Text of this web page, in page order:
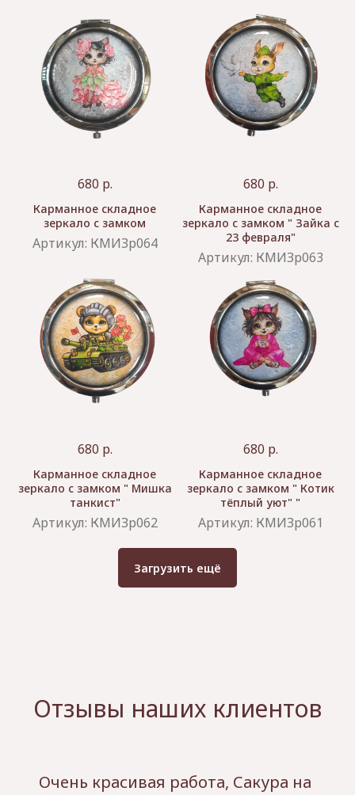
680 р.
Карманное складное
зеркало с замком
Артикул: КМИЗр064
680 р.
Карманное складное
зеркало с замком " Зайка с
23 февраля"
Артикул: КМИЗр063
680 р.
Карманное складное
зеркало с замком " Мишка
танкист"
Артикул: КМИЗр062
680 р.
Карманное складное
зеркало с замком " Котик
тёплый уют" "
Артикул: КМИЗр061
Загрузить ещё
Отзывы наших клиентов
Очень красивая работа, Сакура на